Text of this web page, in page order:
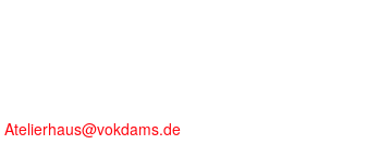
Atelierhaus@vokdams.de